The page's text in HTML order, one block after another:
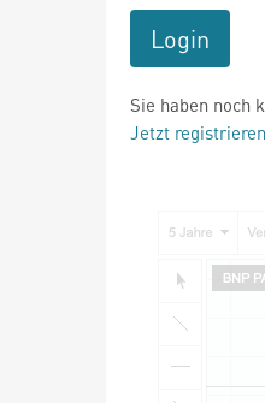
Login
Sie haben noch
Jetzt